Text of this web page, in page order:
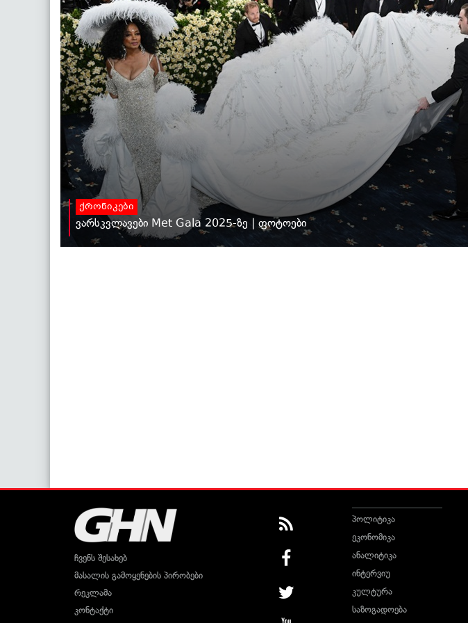
ქრონიკები
ვარსკვლავები Met Gala 2025-ზე | ფოტოები
ჩვენს შესახებ
მასალის გამოყენების პირობები
რეკლამა
კონტაქტი
პოლიტიკა
ეკონომიკა
ანალიტიკა
ინტერვიუ
კულტურა
საზოგადოება